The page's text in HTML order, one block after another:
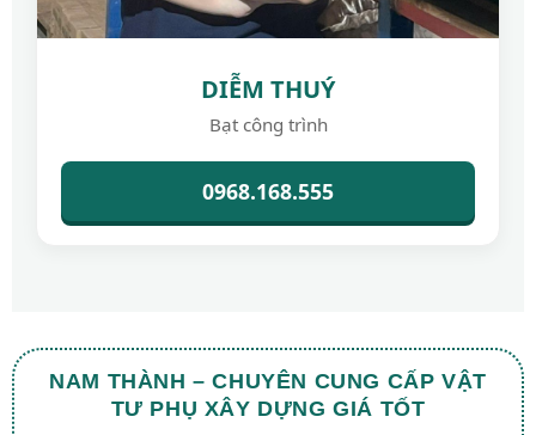
DIỄM THUÝ
Bạt công trình
0968.168.555
NAM THÀNH – CHUYÊN CUNG CẤP VẬT
TƯ PHỤ XÂY DỰNG GIÁ TỐT